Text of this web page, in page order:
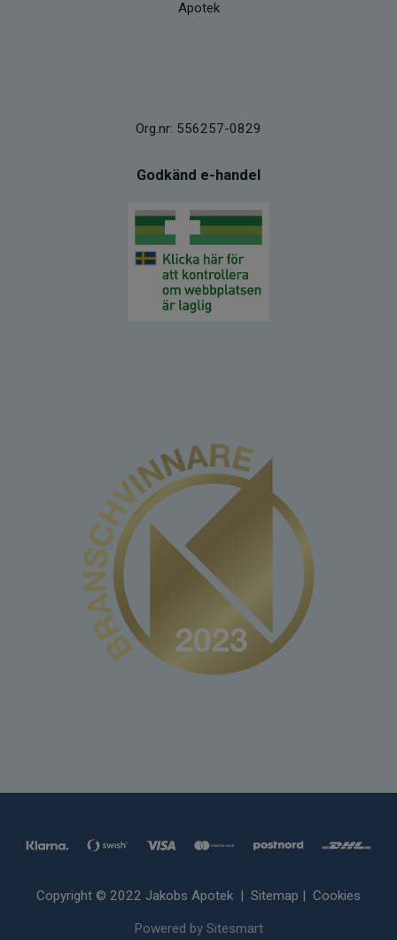
Apotek
Org.nr: 556257-0829
Godkänd e-handel
Copyright © 2022 Jakobs Apotek | Sitemap Cookies
Powered by Sitesmart